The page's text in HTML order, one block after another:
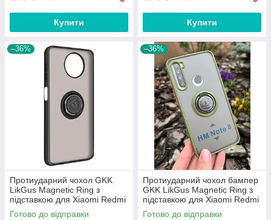
Купити Купити
–36%
Протиударний чохол GKK
LikGus Magnetic Ring з
підставкою для Xiaomi Redmi
Note 9 5G / 9T Black
Готово до відправки
–36%
Протиударний чохол бампер
GKK LikGus Magnetic Ring з
підставкою для Xiaomi Redmi
Note 8 Olive
Готово до відправки